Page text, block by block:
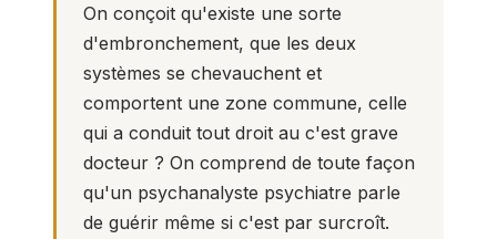
On conçoit qu'existe une sorte
d'embronchement, que les deux
systèmes se chevauchent et
comportent une zone commune, celle
qui a conduit tout droit au c'est grave
docteur ? On comprend de toute façon
qu'un psychanalyste psychiatre parle
de guérir même si c'est par surcroît.